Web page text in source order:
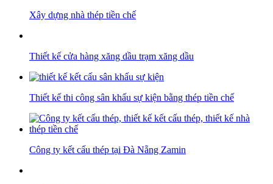
Xây dựng nhà thép tiền chế
Thiết kế cửa hàng xăng dầu trạm xăng dầu
Thiết kế thi công sân khấu sự kiện bằng thép tiền chế
Công ty kết cấu thép tại Đà Nẵng Zamin